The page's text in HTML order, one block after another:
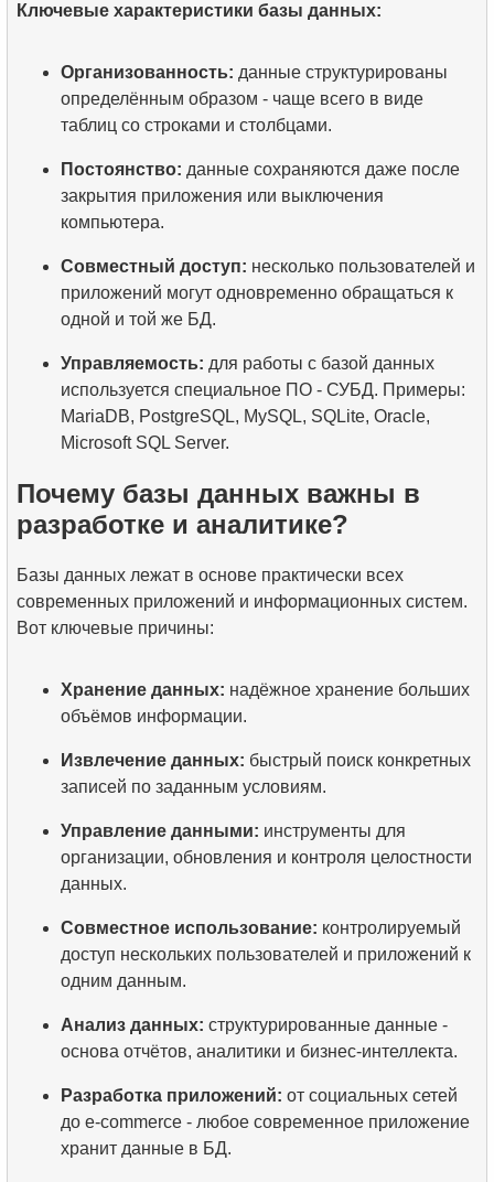
Ключевые характеристики базы данных:
Организованность: данные структурированы
определённым образом - чаще всего в виде
таблиц со строками и столбцами.
Постоянство: данные сохраняются даже после
закрытия приложения или выключения
компьютера.
Совместный доступ: несколько пользователей и
приложений могут одновременно обращаться к
одной и той же БД.
Управляемость: для работы с базой данных
используется специальное ПО - СУБД. Примеры:
MariaDB, PostgreSQL, MySQL, SQLite, Oracle,
Microsoft SQL Server.
Почему базы данных важны в
разработке и аналитике?
Базы данных лежат в основе практически всех
современных приложений и информационных систем.
Вот ключевые причины:
Хранение данных: надёжное хранение больших
объёмов информации.
Извлечение данных: быстрый поиск конкретных
записей по заданным условиям.
Управление данными: инструменты для
организации, обновления и контроля целостности
данных.
Совместное использование: контролируемый
доступ нескольких пользователей и приложений к
одним данным.
Анализ данных: структурированные данные -
основа отчётов, аналитики и бизнес-интеллекта.
Разработка приложений: от социальных сетей
до e-commerce - любое современное приложение
хранит данные в БД.